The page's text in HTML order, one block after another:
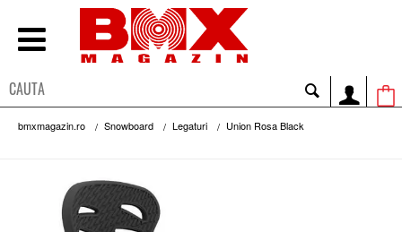
bmxmagazin.ro Snowboard Legaturi Union Rosa Black